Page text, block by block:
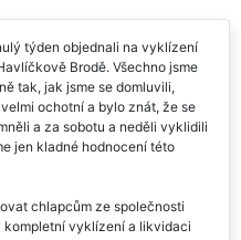
týden objednali na vyklízení
Brodě. Všechno jsme
tak, jak jsme se domluvili,
ochotní a bylo znát, že se
a za sobotu a neděli vyklidili
jen kladné hodnocení této
chlapcům ze společnosti
vyklízení a likvidaci